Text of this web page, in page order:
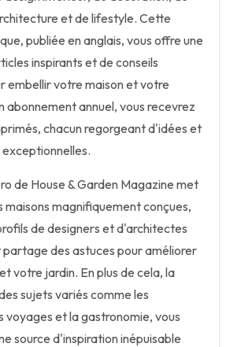
et de lifestyle. Cette
publiée en anglais, vous offre une
inspirants et de conseils
embellir votre maison et votre
abonnement annuel, vous recevrez
chacun regorgeant d'idées et
de House & Garden Magazine met
maisons magnifiquement conçues,
de designers et d'architectes
des astuces pour améliorer
votre jardin. En plus de cela, la
sujets variés comme les
voyages et la gastronomie, vous
source d'inspiration inépuisable